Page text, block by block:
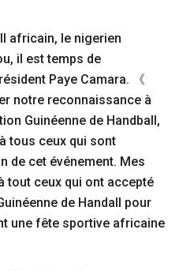
africain, le nigerien
il est temps de
Paye Camara. 《
notre reconnaissance à
Guinéenne de Handball,
tous ceux qui sont
de cet événement. Mes
tout ceux qui ont accepté
de Handall pour
une fête sportive africaine